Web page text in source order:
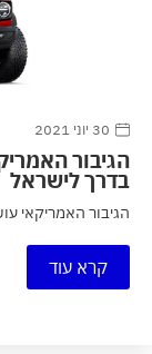
30 יוני 2021
הגיבור
בדרך לישראל
הגיבור האמריקאי
קרא עוד